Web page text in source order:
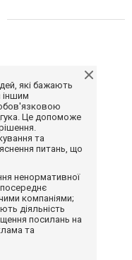
які бажають
іншим
Це допоможе
та
питань, що
ненормативної
компаніями;
діяльність
посилань на
та